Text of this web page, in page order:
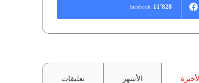
11٬828 facebook
الأخيرة الأشهر تعليقات